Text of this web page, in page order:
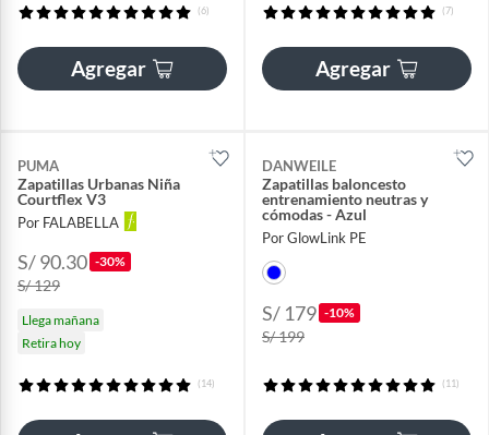
(6)
Agregar
(7)
Agregar
PUMA
Zapatillas Urbanas Niña
Courtflex V3
Por FALABELLA
S/ 90.30 -30%
S/ 129
Llega mañana
Retira hoy
(14)
DANWEILE
Zapatillas baloncesto
entrenamiento neutras y
cómodas - Azul
Por GlowLink PE
S/ 179 -10%
S/ 199
(11)